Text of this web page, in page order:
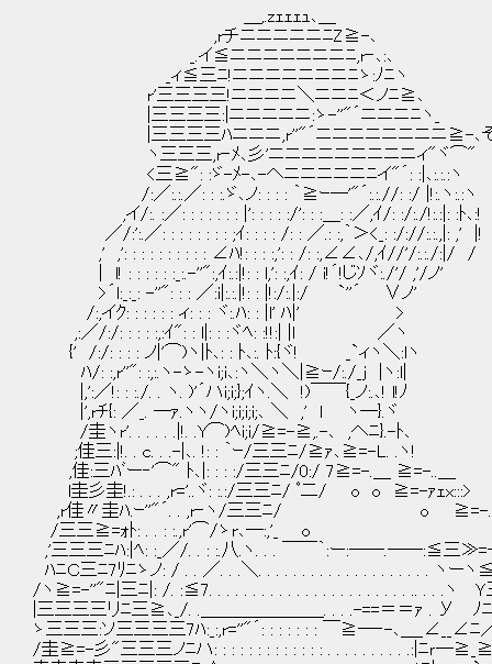
＿,.zｪｪｪｭ､＿
,rチニニニニニﾆZ≧-､
_.イ≦ニニニニニニニﾆ,r‐､:､
_ィ≦三ﾆ!ニニニニニニニﾆゝ:ﾉﾆヽ
r'三三三三!ニニニニ＼ニニﾆ＜ノﾆ≧､
|三三三三:|ニニニニニ:ゝ-''"´ニニニﾆヽ_
|三三三三ﾊニニニ,r''"´ニニニニニニニニ≧-､その他
ヽ三三三,r‐ﾒ､彡'ニニニニニニニニ
<三≧": :ゞ-ﾒ-､-へニニニニニﾆイ"´: :|､:.:.:ヽ い
/:／:.:.／: : :.ゞ､ノ: : : : ｀≧ｰ─'"´:.:.//:
,イ/:. :／: : : : : : : |': : : : :/': : :＿:
／/:':.／: : : : : : : : ;ｲ: : : : /: : ／.: :,｀＞
,' ,': : : : : : : : : : ∠ﾊ!: : : :,': : /: :,∠∠､/,ｲ//'/:.:./:|/ /
| l! : : : : : :_:.-''":,ｲ:.:|!: : l,': :,ｲ: / i!´!じｿヾ:./'/ ,'/ノ'
>´l:_:_: -''": : : ／:i|:.:.|!: : |!:/:.|:/ `''´ ∨ノ'
/:,イｸ: : : : : : ィ: : : ヾ:.ﾊ: : |l' ﾊ
,:／/:/: : : : :,:ｲ": : l|: : :ヾﾍ: :!!:| |l ／ヽ ┃ 『ス
{' /:/: : : : ノ|'⌒)ヽ|ﾄ､: : ﾄ､:. ﾄ:{ヾ! _`
ﾊ/: :,r''": :,:.ヽ-ゝ-ヽi;i､:ヽ＼ヽ＼|≧ｰ/
|,':／!: : :./. . ヽ. )'´ハi;i;};ｲヽ.＼ !)￣￣{_ノ:.､! l!ﾉ
|',rﾁ{: ／_. ─ｧ.ヽヽ/ヽi;i;i;i;､ ＼ ,' l ヽ─}.ヾ
/圭ヽr'. . . . . .|!. .Y⌒)ﾍi;i/≧=-≧,.-､ ,へﾆ
;佳三:|!. . c. . .-|､. !: : ｀ｰ/三三ﾆ/≧ｧ､≧=-L. .ヽ!
,佳:三ﾊﾞー‐'⌒" ﾄ､|: : : :/三三ﾆ/0:/ 7≧=-.＿
l圭彡圭!.: . . . ,r='..ヾ: :.:/三三ﾆ/ ﾟ二/ o o ≧=-
,r佳〃圭ﾊ.ｰ''"´. . ,r‐ヽ/三三ﾆ/ o ≧=-..
/三三≧=ｫﾄ: . . : :.,r'⌒/ゝr､─:,'_ o ≧=-...__ r{ ≧
,'三三三ﾆﾊ:|ﾍ: :_／/. . : :.八.ヽ. . . ￣￣｀:ー:──.──:≦三
ﾊﾆＣ三ﾆ7ﾘﾆゝノ: / . . ／. . .＼. . . . . . . . . . . . . . . . . . . . ヽ
/ヽ≧=-''"ﾆ|三ﾆ|: /. :≦7. . . . . . . . . . . . . . . . . . . . . . . .. . . .ヽ
|三三三三リﾆ三≧､_/. .＿＿＿＿＿＿＿. . . .-==＝＝ｧ
ゝ三三三:ソ三三三三7ﾊ:_:,r=''"´: : : : : : : ￣≧─‐-､＿
/圭≧=-彡"三三三ノﾆハ: : : : : : : : : : : : : . . . . . . . . . .:|ﾆｒ